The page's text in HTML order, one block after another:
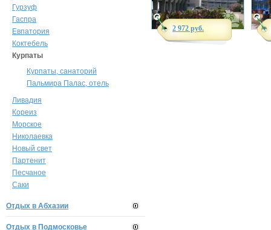
Гурзуф
Гаспра
Евпатория
Коктебель
Курпаты
Курпаты, санаторий
Пальмира Палас, отель
Ливадия
Кореиз
Морское
Николаевка
Новый свет
Партенит
Песчаное
Саки
Отдых в Абхазии
Отдых в Подмосковье
2 972 руб.